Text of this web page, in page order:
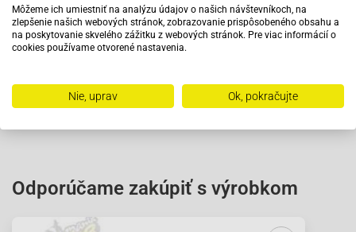
Na trhu od roku 2007
Skladom 11288 položiek
Odporúčame zakúpiť s výrobkom
Môžeme ich umiestniť na analýzu údajov o našich návštevníkoch, na
zlepšenie našich webových stránok, zobrazovanie prispôsobeného obsahu a
na poskytovanie skvelého zážitku z webových stránok. Pre viac informácií o
cookies používame otvorené nastavenia.
Nie, uprav Ok, pokračujte